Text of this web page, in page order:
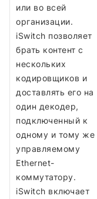
или во всей
организации.
iSwitch позволяет
брать контент с
нескольких
кодировщиков и
доставлять его на
один декодер,
подключенный к
одному и тому же
управляемому
Ethernet-
коммутатору.
iSwitch включает